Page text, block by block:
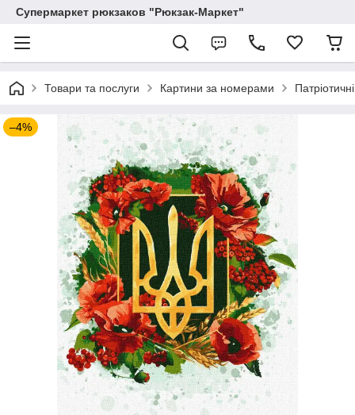
Супермаркет рюкзаков "Рюкзак-Маркет"
Товари та послуги Картини за номерами Патріотичні
–4%